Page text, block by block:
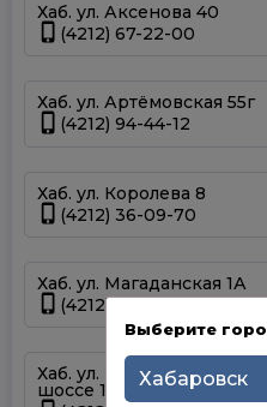
Хаб. ул. Аксенова 40
(4212) 67-22-00
Хаб. ул. Артёмовская 55г
(4212) 94-44-12
Хаб. ул. Королева 8
(4212) 36-09-70
Хаб. ул. Магаданская 1А
(4212) 63-39-83
Хаб. ул. Матвеевское
шоссе 13А
Выберите
Хабаровск